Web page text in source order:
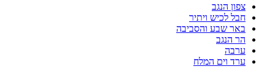
צפון הנגב
חבל לכיש ויתיר
באר שבע והסביבה
הר הנגב
ערבה
ערד וים המלח